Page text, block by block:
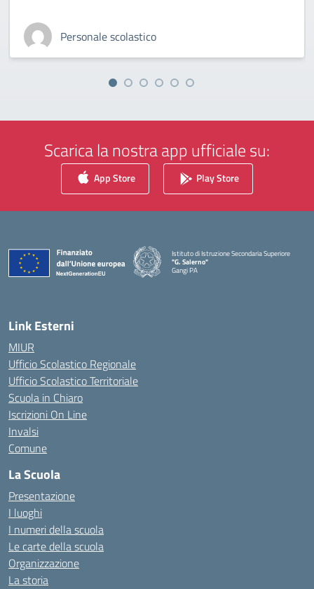
Personale scolastico
Scarica la nostra app ufficiale su:
App Store Play Store
Istituto di Istruzione Secondaria Superiore
"G. Salerno"
Gangi PA
— Visita la pagina iniziale della scuola
Link Esterni
MIUR
Ufficio Scolastico Regionale
Ufficio Scolastico Territoriale
Scuola in Chiaro
Iscrizioni On Line
Invalsi
Comune
La Scuola
Presentazione
I luoghi
I numeri della scuola
Le carte della scuola
Organizzazione
La storia